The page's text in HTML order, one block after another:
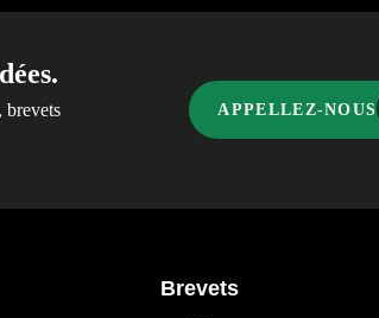
brevets
APPELLEZ-NOUS
Brevets